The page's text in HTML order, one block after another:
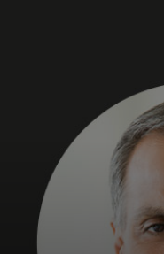
Dla świata
Dla